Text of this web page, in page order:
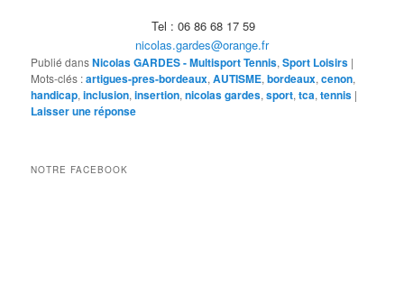
Tel : 06 86 68 17 59
nicolas.gardes@orange.fr
Publié dansNicolas GARDES - Multisport Tennis,Sport Loisirs |
Mots-clés :artigues-pres-bordeaux,AUTISME,bordeaux,cenon,
handicap,inclusion,insertion,nicolas gardes,sport,tca,tennis |
Laisser une réponse
NOTRE FACEBOOK